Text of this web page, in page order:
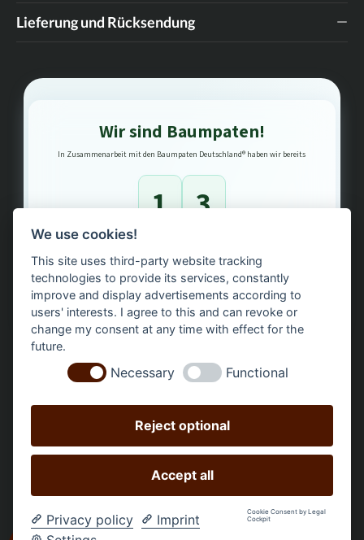
Lieferung und Rücksendung
Wir sind Baumpaten!
In Zusammenarbeit mit den Baumpaten Deutschland® haben wir bereits
1 3
Alle Preise inkl. gesetzl. Mehrwertsteuer zzgl.
und ggf. Nachnahmegebühren, wenn nicht
anders angegeben.
We use cookies!
This site uses third-party website tracking
technologies to provide its services, constantly
improve and display advertisements according to
users' interests. I agree to this and can revoke or
change my consent at any time with effect for the
future.
Necessary Functional
Reject optional
Accept all
Privacy policy
Imprint
Cookie Consent by Legal
Cockpit